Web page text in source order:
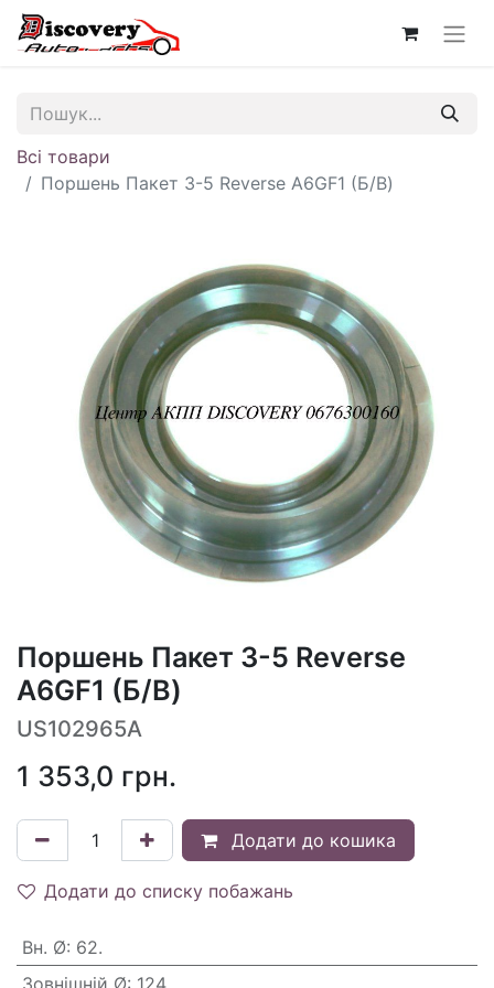
Всі товари
Поршень Пакет 3-5 Reverse A6GF1 (Б/В)
Поршень Пакет 3-5 Reverse
A6GF1 (Б/В)
US102965A
1 353,0 грн.
Додати до кошика
Додати до списку побажань
Вн. Ø: 62.
Зовнішній Ø: 124